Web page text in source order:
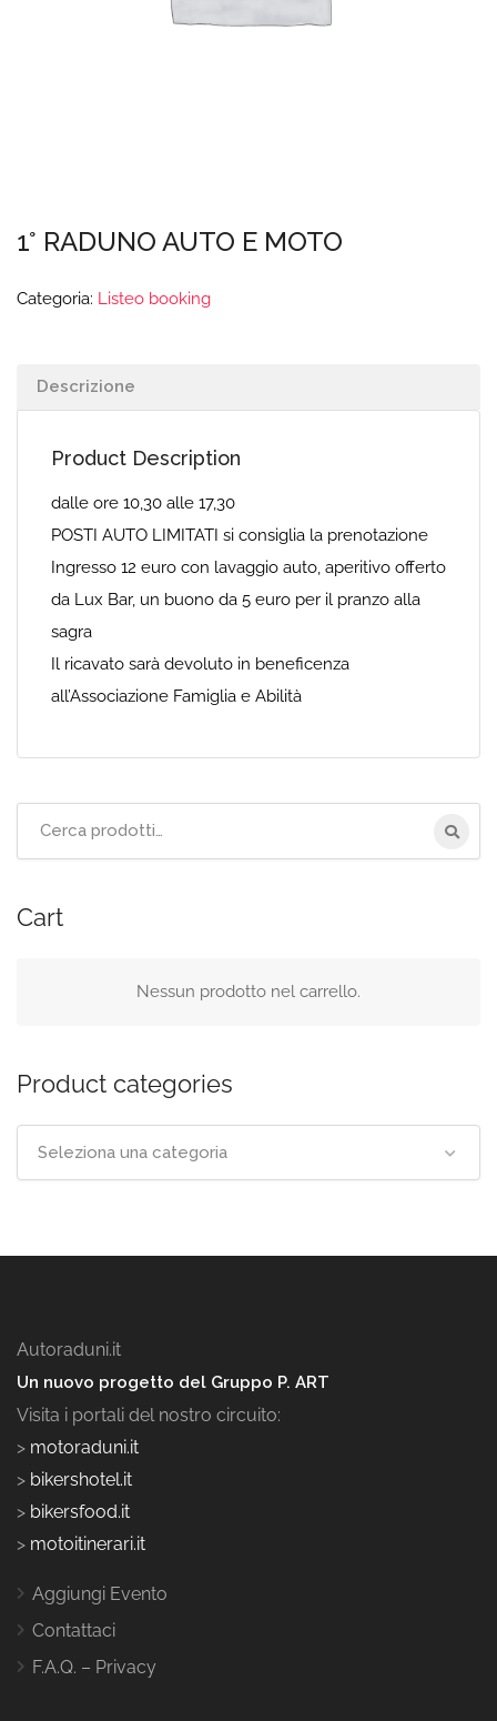
1° RADUNO AUTO E MOTO
Categoria: Listeo booking
Descrizione
Product Description
dalle ore 10,30 alle 17,30
POSTI AUTO LIMITATI si consiglia la prenotazione
Ingresso 12 euro con lavaggio auto, aperitivo offerto
da Lux Bar, un buono da 5 euro per il pranzo alla
sagra
Il ricavato sarà devoluto in beneficenza
all’Associazione Famiglia e Abilità
Cart
Nessun prodotto nel carrello.
Product categories
Seleziona una categoria
Autoraduni.it
Un nuovo progetto del Gruppo P. ART
Visita i portali del nostro circuito:
> motoraduni.it
> bikershotel.it
> bikersfood.it
> motoitinerari.it
Aggiungi Evento
Contattaci
F.A.Q. – Privacy